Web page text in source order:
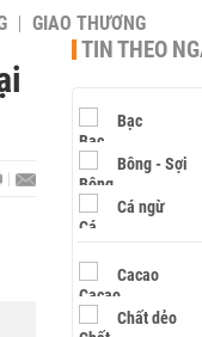
GIAO THƯƠNG
TIN THEO
Bạc
Bông - Sợi
Cá ngừ
Cacao
Chất dẻo